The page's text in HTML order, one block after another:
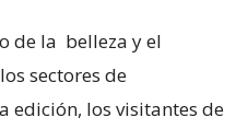
de la belleza y el
sectores de
edición, los visitantes de